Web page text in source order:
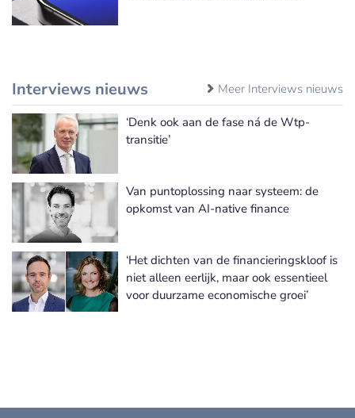
Interviews nieuws Meer Interviews nieuws
‘Denk ook aan de fase ná de Wtp-
transitie’
Van puntoplossing naar systeem: de
opkomst van AI-native finance
‘Het dichten van de financieringskloof is
niet alleen eerlijk, maar ook essentieel
voor duurzame economische groei’